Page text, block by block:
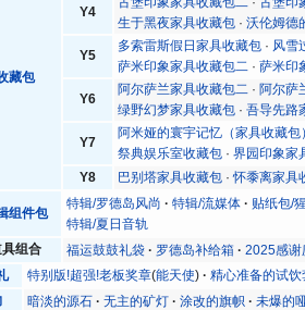
藏包
Y4
生于黑夜家具收藏包 ·沃伦姆德
Y5
多索雷斯假日家具收藏包 · 风雪
萨米印象家具收藏包二 ·萨米印
Y6
阿尔萨兰家具收藏包二 · 阿尔萨
绿野幻梦家具收藏包 ·吾导先路
Y7
阿米娅的寰宇记忆（家具收藏包
祭典娱乐室收藏包 ·界园印象家
Y8
巴别塔家具收藏包 ·怀黍离家具
组件包
特辑/罗德岛风尚 特辑/流媒体 贴纸包/
特辑/夏日音轨
组合
福运鼓鼓礼袋 罗德岛补给箱 2025感谢
特别版!超强!老板奖章(能天使) 精心准备的试饮
暗淡的源石 无主的矿灯 涂改的旗帜 未爆的